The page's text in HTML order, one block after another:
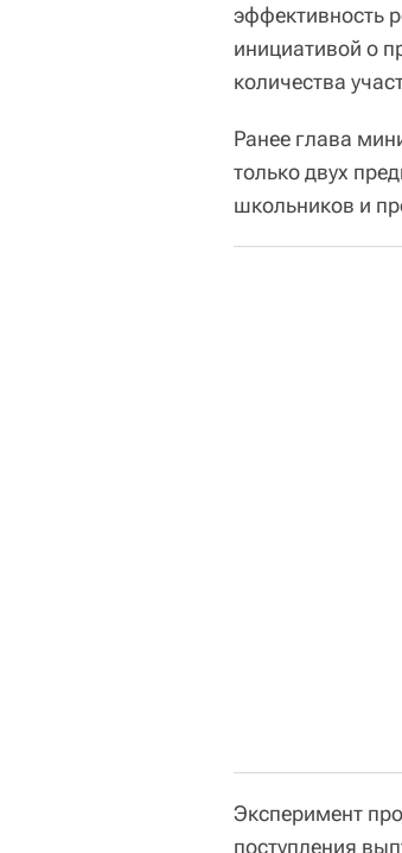
эффективность
инициативой о
количества
Ранее глава
только двух
школьников и
Эксперимент
поступления